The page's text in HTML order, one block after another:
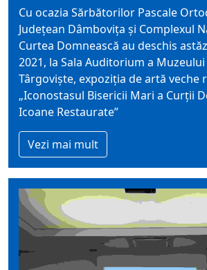
Cu ocazia Sărbătorilor Pascale
Județean Dâmbovița și Complexul
Curtea Domnească au deschis
2021, la Sala Auditorium a
Târgoviște, expoziţia de artă veche
„Iconostasul Bisericii Mari a Curții
Icoane Restaurate”
Vezi mai mult